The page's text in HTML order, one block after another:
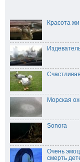
Красота
Морская
Sonora
Очень
смерть